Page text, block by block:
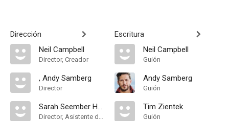
Dirección
Neil Campbell
Director, Creador
, Andy Samberg
Director
Sarah Seember Huisken
Director, Asistente de Dirección
Escritura
Neil Campbell
Guión
Andy Samberg
Guión
Tim Zientek
Guión